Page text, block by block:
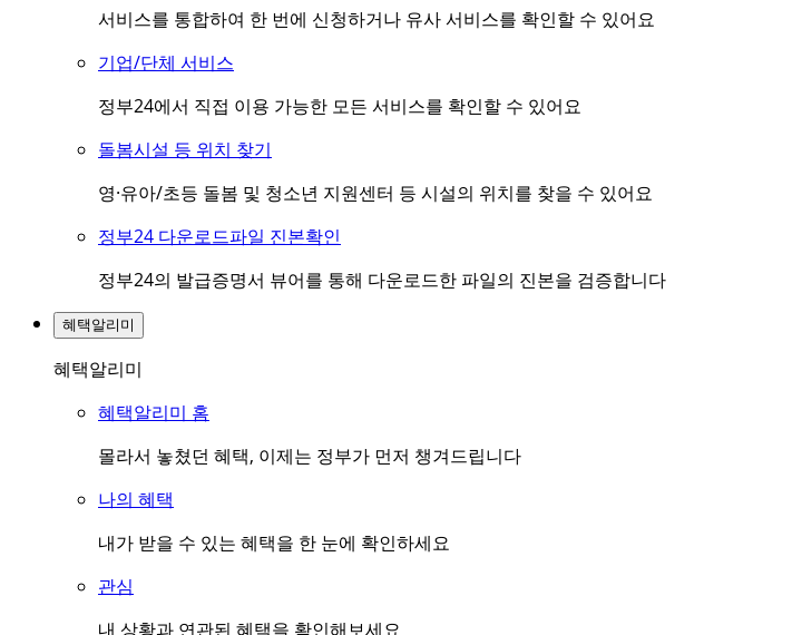
서비스를 통합하여 한 번에 신청하거나 유사 서비스를 확인할 수 있어요
기업/단체 서비스
정부24에서 직접 이용 가능한 모든 서비스를 확인할 수 있어요
돌봄시설 등 위치 찾기
영·유아/초등 돌봄 및 청소년 지원센터 등 시설의 위치를 찾을 수 있어요
정부24 다운로드파일 진본확인
정부24의 발급증명서 뷰어를 통해 다운로드한 파일의 진본을 검증합니다
혜택알리미
혜택알리미
혜택알리미 홈
몰라서 놓쳤던 혜택, 이제는 정부가 먼저 챙겨드립니다
나의 혜택
내가 받을 수 있는 혜택을 한 눈에 확인하세요
관심
내 상황과 연관된 혜택을 확인해보세요